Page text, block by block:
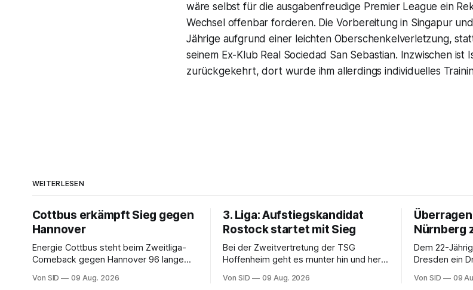
wäre selbst für die ausgabenfreudige Premier League ein
Wechsel offenbar forcieren. Die Vorbereitung in Singapur und
Jährige aufgrund einer leichten Oberschenkelverletzung,
seinem Ex-Klub Real Sociedad San Sebastian. Inzwischen ist
zurückgekehrt, dort wurde ihm allerdings individuelles
WEITERLESEN
Cottbus erkämpft Sieg gegen
Hannover
Energie Cottbus steht beim Zweitliga-
Comeback gegen Hannover 96 lange
dennoch die Lausitzer.
Von SID 09 Aug. 2026
3. Liga: Aufstiegskandidat
Rostock startet mit Sieg
Bei der Zweitvertretung der TSG
Hoffenheim geht es munter hin und her.
Von SID 09 Aug. 2026
Nürnberg
Dem 22-
Dresden ein
Von SID 09